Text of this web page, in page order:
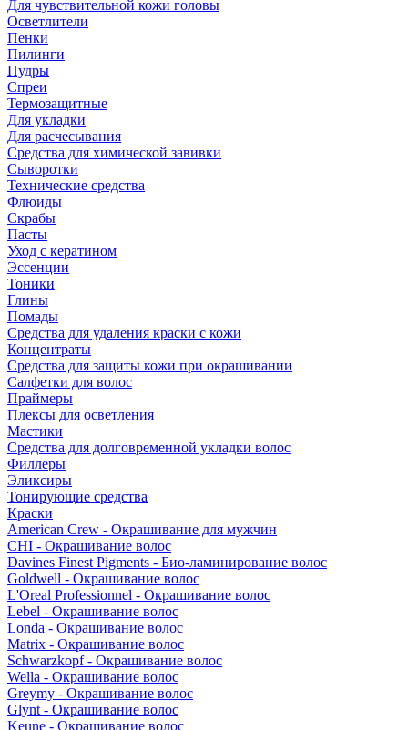
Для чувствительной кожи головы
Осветлители
Пенки
Пилинги
Пудры
Спреи
Термозащитные
Для укладки
Для расчесывания
Средства для химической завивки
Сыворотки
Технические средства
Флюиды
Скрабы
Пасты
Уход с кератином
Эссенции
Тоники
Глины
Помады
Средства для удаления краски с кожи
Концентраты
Средства для защиты кожи при окрашивании
Салфетки для волос
Праймеры
Плексы для осветления
Мастики
Средства для долговременной укладки волос
Филлеры
Эликсиры
Тонирующие средства
Краски
American Crew - Окрашивание для мужчин
CHI - Окрашивание волос
Davines Finest Pigments - Био-ламинирование волос
Goldwell - Окрашивание волос
L'Oreal Professionnel - Окрашивание волос
Lebel - Окрашивание волос
Londa - Окрашивание волос
Matrix - Окрашивание волос
Schwarzkopf - Окрашивание волос
Wella - Окрашивание волос
Greymy - Окрашивание волос
Glynt - Окрашивание волос
Keune - Окрашивание волос